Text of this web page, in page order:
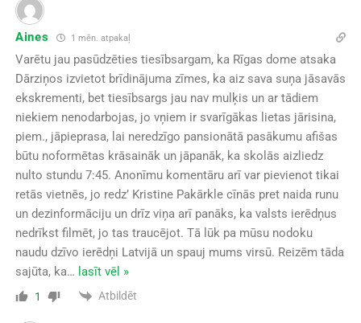
Aines 1 mēn. atpakaļ
Varētu jau pasūdzēties tiesībsargam, ka Rīgas dome atsaka
Dārziņos izvietot brīdinājuma zīmes, ka aiz sava suņa jāsavās
ekskrementi, bet tiesībsargs jau nav mulķis un ar tādiem
niekiem nenodarbojas, jo vņiem ir svarīgākas lietas jārisina,
piem., jāpieprasa, lai neredzīgo pansionātā pasākumu afišas
būtu noformētas krāsaināk un jāpanāk, ka skolās aizliedz
nulto stundu 7:45. Anonīmu komentāru arī var pievienot tikai
retās vietnēs, jo redz’ Kristine Pakārkle cīnās pret naida runu
un dezinformāciju un drīz viņa arī panāks, ka valsts ierēdņus
nedrīkst filmēt, jo tas traucējot. Tā lūk pa mūsu nodoku
naudu dzīvo ierēdņi Latvijā un spauj mums virsū. Reizēm tāda
sajūta, ka… lasīt vēl »
1 Atbildēt